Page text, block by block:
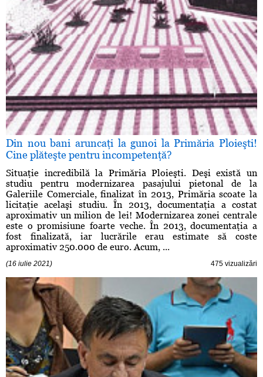
Din nou bani aruncaţi la gunoi la Primăria Ploieşti!
Cine plăteşte pentru incompetenţă?
Situaţie incredibilă la Primăria Ploieşti. Deşi există un
studiu pentru modernizarea pasajului pietonal de la
Galeriile Comerciale, finalizat în 2013, Primăria scoate la
licitaţie acelaşi studiu. În 2013, documentaţia a costat
aproximativ un milion de lei! Modernizarea zonei centrale
este o promisiune foarte veche. În 2013, documentaţia a
fost finalizată, iar lucrările erau estimate să coste
aproximativ 250.000 de euro. Acum, ...
(16 iulie 2021) 475 vizualizări